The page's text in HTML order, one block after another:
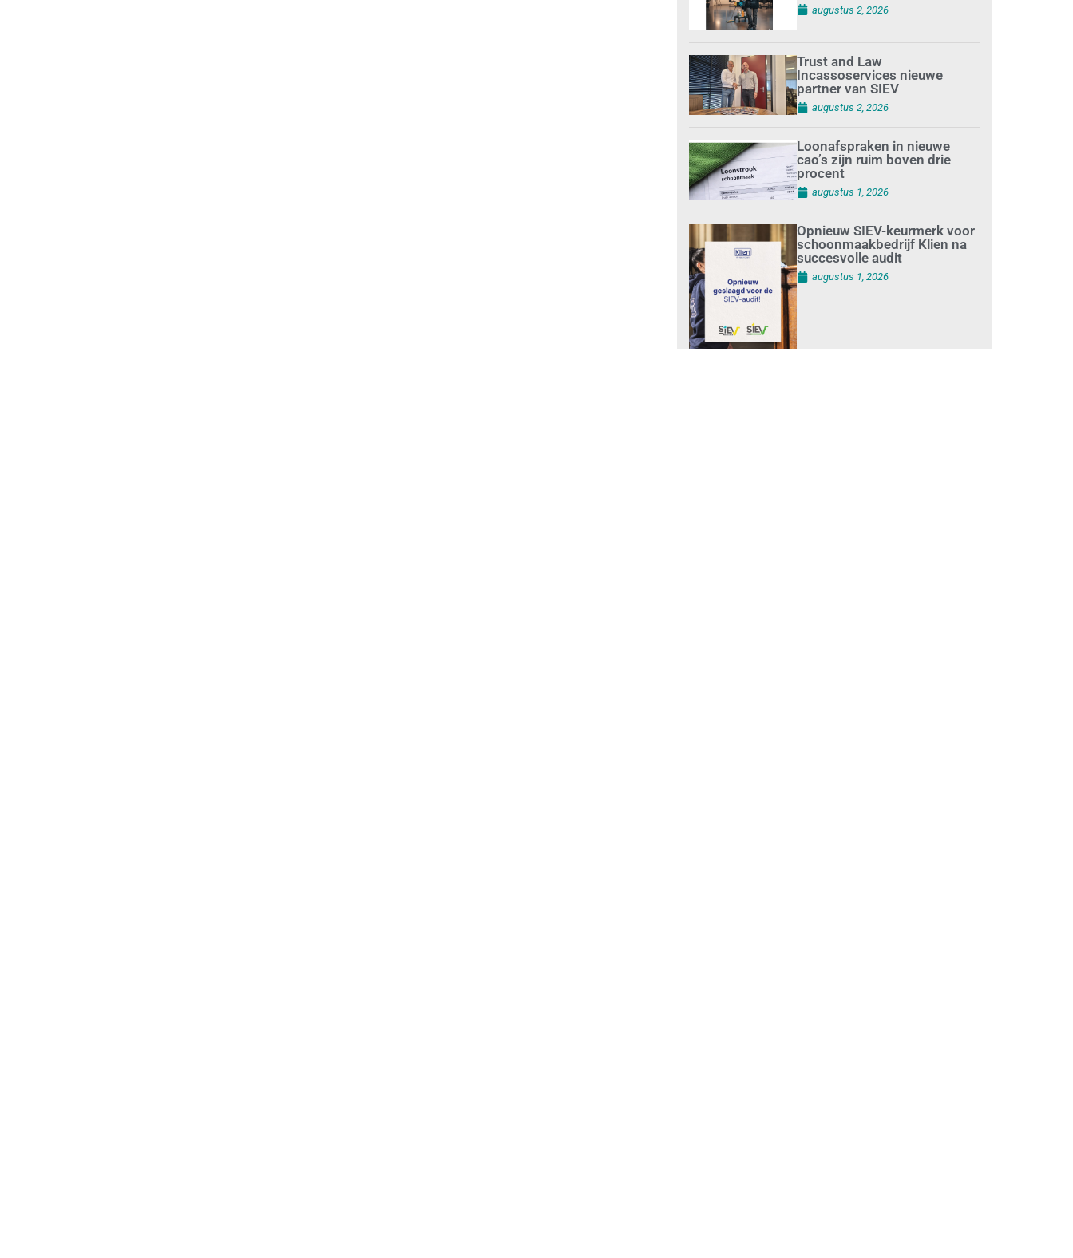
augustus 2, 2026
Trust and Law
Incassoservices nieuwe
partner van SIEV
augustus 2, 2026
Loonafspraken in nieuwe
cao’s zijn ruim boven drie
procent
augustus 1, 2026
Opnieuw SIEV-keurmerk voor
schoonmaakbedrijf Klien na
succesvolle audit
augustus 1, 2026